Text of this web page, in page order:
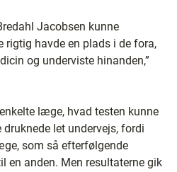
Jacobsen kunne
rigtig havde en plads i de fora,
og underviste hinanden,”
læge, hvad testen kunne
let undervejs, fordi
som så efterfølgende
en anden. Men resultaterne gik